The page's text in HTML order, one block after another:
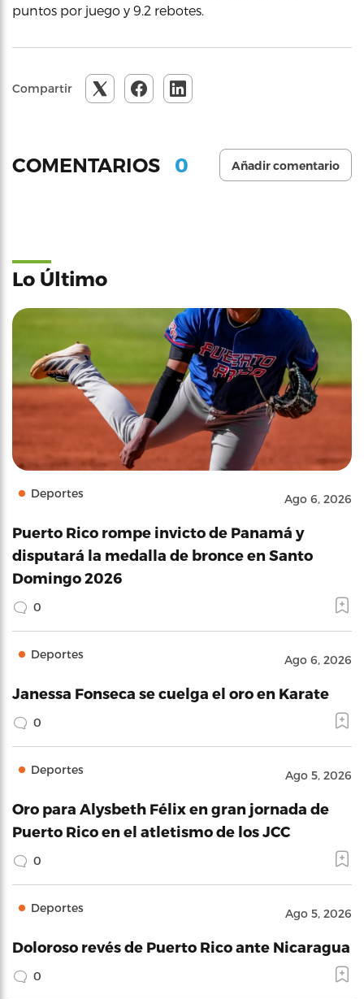
puntos por juego y 9.2 rebotes.
Compartir
COMENTARIOS 0 Añadir comentario
Lo Último
Deportes Ago 6, 2026
Puerto Rico rompe invicto de Panamá y
disputará la medalla de bronce en Santo
Domingo 2026
0
Deportes Ago 6, 2026
Janessa Fonseca se cuelga el oro en Karate
0
Deportes Ago 5, 2026
Oro para Alysbeth Félix en gran jornada de
Puerto Rico en el atletismo de los JCC
0
Deportes Ago 5, 2026
Doloroso revés de Puerto Rico ante Nicaragua
0